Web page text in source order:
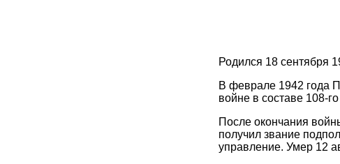
Родился 18 сентября
В феврале 1942 года
войне в составе 108-
После окончания
получил звание
управление. Умер 12